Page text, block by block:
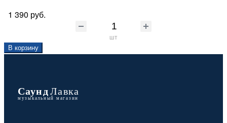
1 390 руб.
шт
В корзину